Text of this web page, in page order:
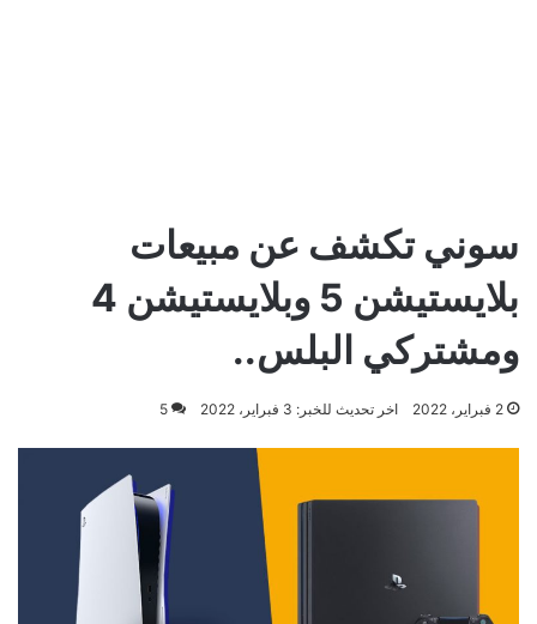
سوني تكشف عن مبيعات
بلايستيشن 5 وبلايستيشن 4
ومشتركي البلس..
2 فبراير، 2022 اخر تحديث للخبر: 3 فبراير، 2022 5